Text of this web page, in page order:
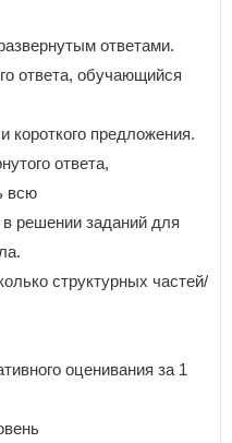
ответами.
ответа, обучающийся
короткого предложения.
ответа,
всю
решении заданий для
структурных частей/
оценивания за 1